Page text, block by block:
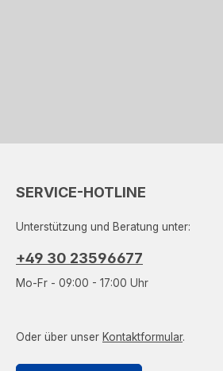
SERVICE-HOTLINE
Unterstützung und Beratung unter:
+49 30 23596677
Mo-Fr - 09:00 - 17:00 Uhr
Oder über unser Kontaktformular.